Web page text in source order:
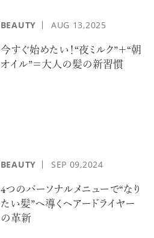
BEAUTY AUG 13,2025
今すぐ始めたい！“夜ミルク”＋“朝
オイル”＝大人の髪の新習慣
BEAUTY SEP 09,2024
4つのパーソナルメニューで“なり
たい髪”へ導くヘアードライヤー
の革新